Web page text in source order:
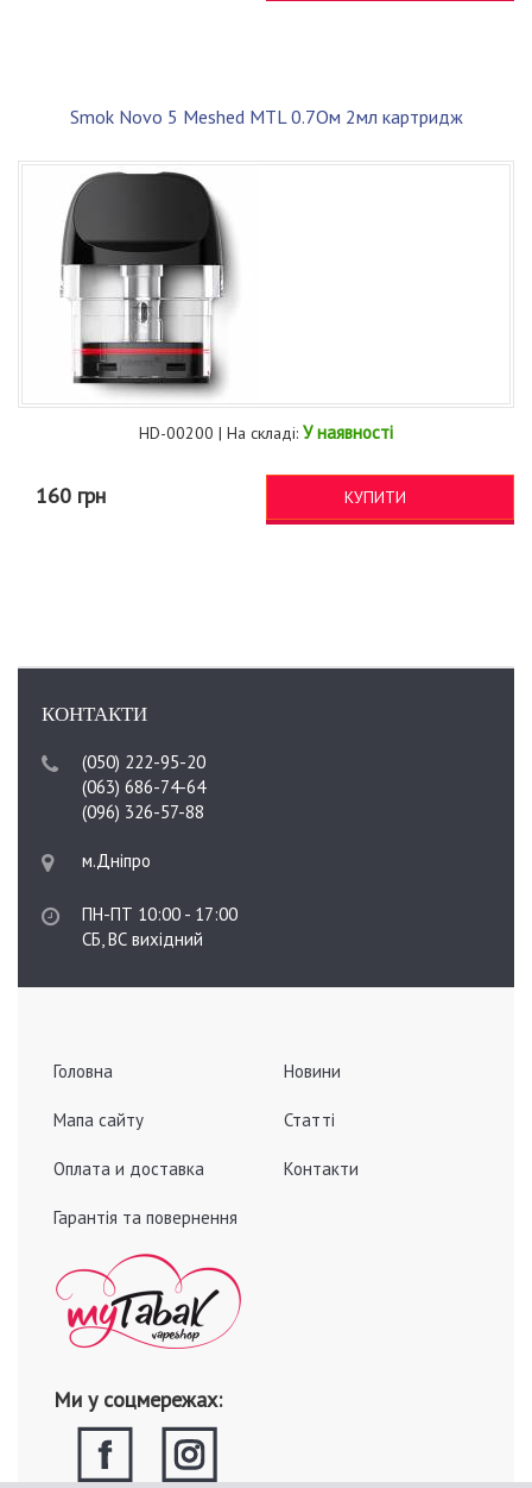
Smok Novo 5 Meshed MTL 0.7Ом 2мл картридж
HD-00200 | На складі: У наявності
160 грн КУПИТИ
КОНТАКТИ
(050) 222-95-20
(063) 686-74-64
(096) 326-57-88
м.Дніпро
ПН-ПТ 10:00 - 17:00
СБ, ВС вихідний
Головна
Мапа сайту
Оплата и доставка
Гарантія та повернення
Новини
Статті
Контакти
Ми у соцмережах: